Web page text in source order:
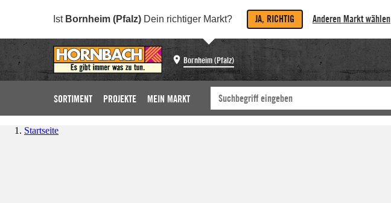
Ist Bornheim (Pfalz) Dein richtiger Markt? JA, RICHTIG Anderen Markt wählen
Bornheim (Pfalz)
SORTIMENT PROJEKTE MEIN MARKT
Startseite